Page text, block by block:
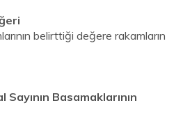
belirttiği değere rakamların
Basamaklarının